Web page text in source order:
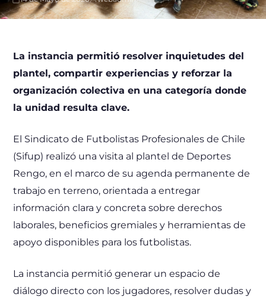
La instancia permitió resolver inquietudes del
plantel, compartir experiencias y reforzar la
organización colectiva en una categoría donde
la unidad resulta clave.
El Sindicato de Futbolistas Profesionales de Chile
(Sifup) realizó una visita al plantel de Deportes
Rengo, en el marco de su agenda permanente de
trabajo en terreno, orientada a entregar
información clara y concreta sobre derechos
laborales, beneficios gremiales y herramientas de
apoyo disponibles para los futbolistas.
La instancia permitió generar un espacio de
diálogo directo con los jugadores, resolver dudas y